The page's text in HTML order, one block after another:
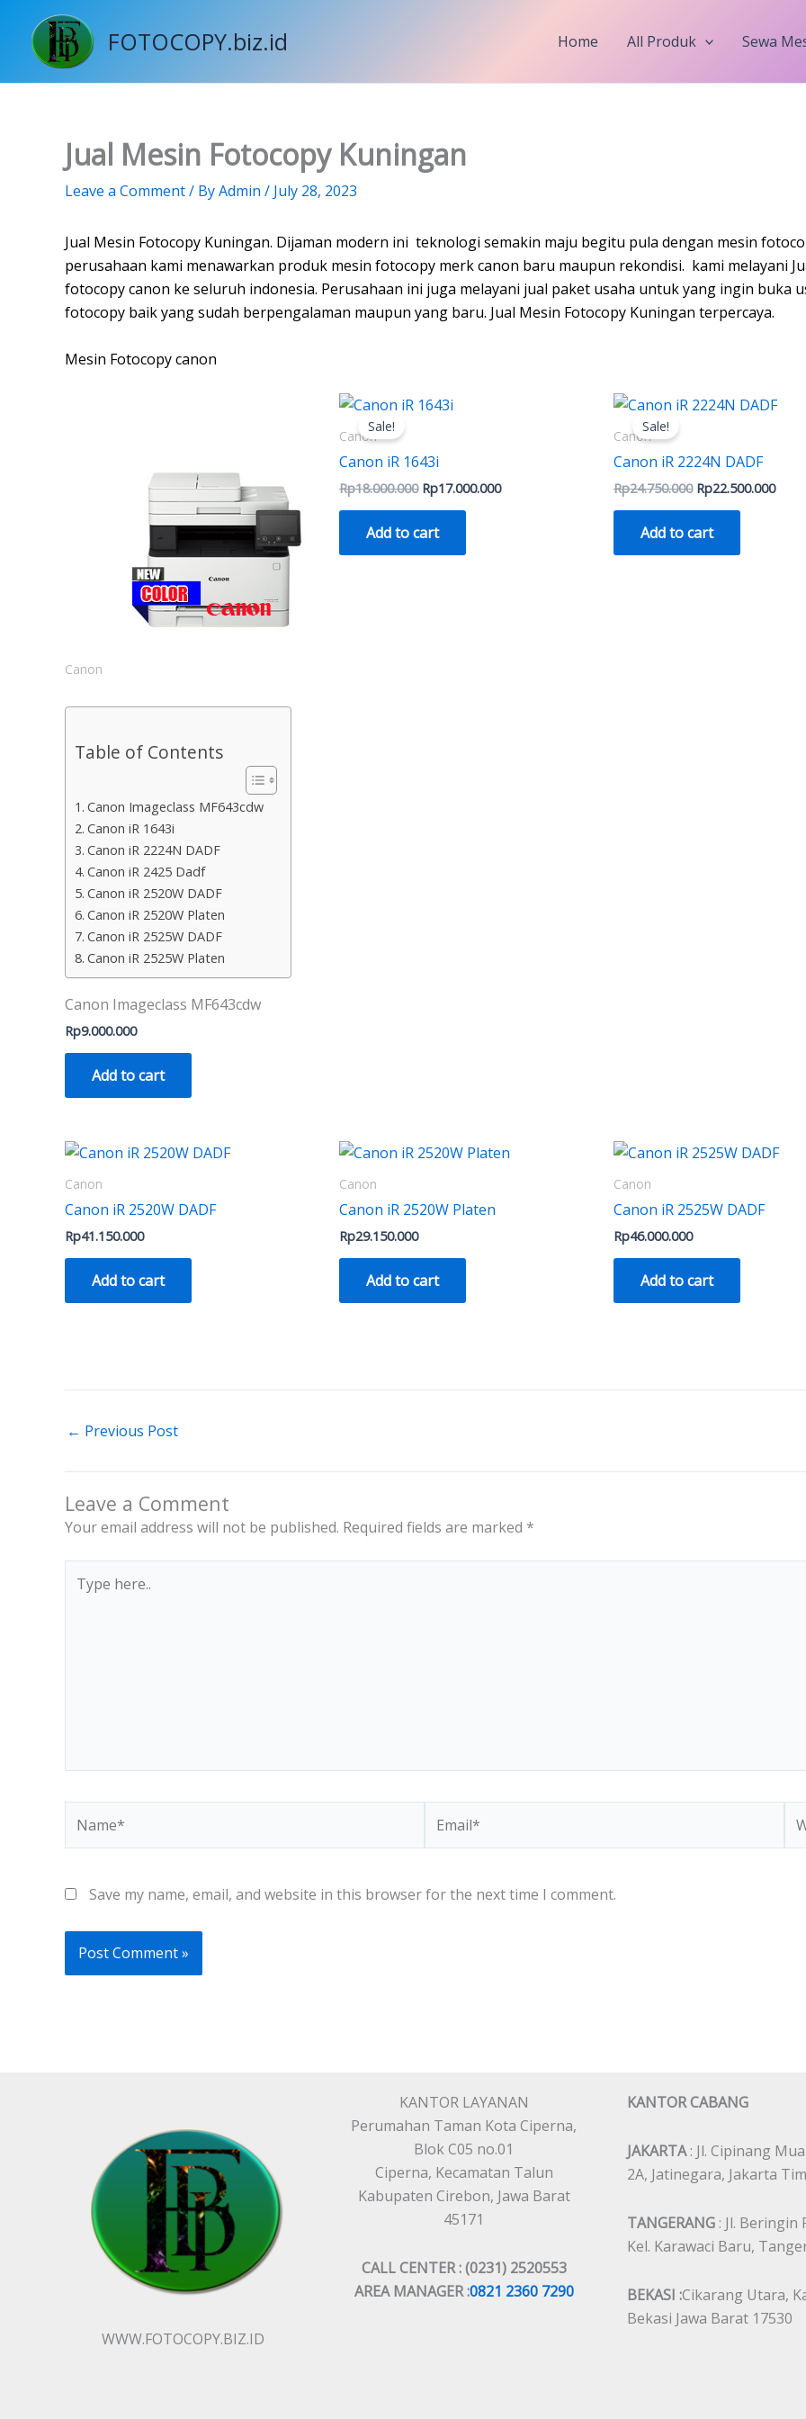
content
FOTOCOPY.biz.id Home All Produk Sewa
Jual Mesin Fotocopy Kuningan
Leave a Comment/ ByAdmin / July 28, 2023
Jual Mesin Fotocopy Kuningan. Dijaman modern ini teknologi semakin maju begitu pula dengan mesin
perusahaan kami menawarkan produk mesin fotocopy merk canon baru maupun rekondisi. kami melayani
fotocopy canon ke seluruh indonesia. Perusahaan ini juga melayani jual paket usaha untuk yang ingin buka
fotocopy baik yang sudah berpengalaman maupun yang baru. Jual Mesin Fotocopy Kuningan terpercaya.
Mesin Fotocopy canon
Canon
Table of Contents
Canon Imageclass MF643cdw
Canon iR 1643i
Canon iR 2224N DADF
Canon iR 2425 Dadf
Canon iR 2520W DADF
Canon iR 2520W Platen
Canon iR 2525W DADF
Canon iR 2525W Platen
Canon Imageclass MF643cdw
Rp9.000.000
Add to cart
Sale!
Canon
Canon iR 1643i
Rp18.000.000
Original
Rp17.000.000
Add to cart
Sale!
Canon
Canon iR 2224N DADF
Rp24.750.000
Original
Rp22.500.000
Add to cart
Canon
Canon iR 2520W DADF
Rp41.150.000
Add to cart
Canon
Canon iR 2520W Platen
Rp29.150.000
Add to cart
Canon
Canon iR 2525W DADF
Rp46.000.000
Add to cart
← Previous Post
Leave a Comment
Your email address will not be published. Required fields are marked *
here..
Save my name, email, and website in this browser for the next time I comment.
WWW.FOTOCOPY.BIZ.ID
KANTOR LAYANAN
Perumahan Taman Kota Ciperna,
Blok C05 no.01
Ciperna, Kecamatan Talun
Kabupaten Cirebon, Jawa Barat
45171
CALL CENTER : (0231) 2520553
AREA MANAGER :0821 2360 7290
KANTOR CABANG
JAKARTA: Jl. Cipinang
2A, Jatinegara, Jakarta
TANGERANG : Jl. Beringin
Kel. Karawaci Baru,
BEKASI :Cikarang Utara,
Bekasi Jawa Barat 17530